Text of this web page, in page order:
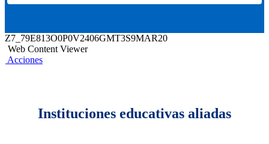
Z7_79E813O0P0V2406GMT3S9MAR20
Web Content Viewer
Acciones
Instituciones educativas aliadas​